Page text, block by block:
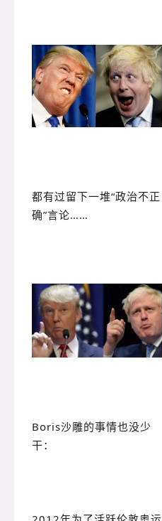
都有过留下一堆“政治不正
确”言论……
Boris沙雕的事情也没少
干：